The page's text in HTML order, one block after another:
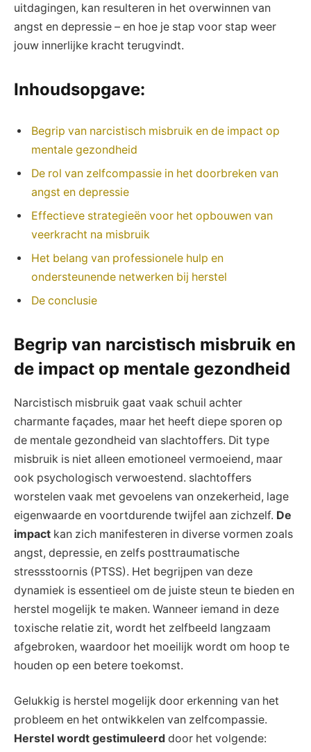
uitdagingen, kan resulteren in het overwinnen van
angst en depressie – en hoe je stap voor stap weer
jouw innerlijke kracht terugvindt.
Inhoudsopgave:
Begrip van narcistisch misbruik en de impact op
mentale gezondheid
De rol van zelfcompassie in het doorbreken van
angst en depressie
Effectieve strategieën voor het opbouwen van
veerkracht na misbruik
Het belang van professionele hulp en
ondersteunende netwerken bij herstel
De conclusie
Begrip van narcistisch misbruik en
de impact op mentale gezondheid
Narcistisch misbruik gaat vaak schuil achter
charmante façades, maar het heeft diepe sporen op
de mentale gezondheid van slachtoffers. Dit type
misbruik is niet alleen emotioneel vermoeiend, maar
ook psychologisch verwoestend. slachtoffers
worstelen vaak met gevoelens van onzekerheid, lage
eigenwaarde en voortdurende twijfel aan zichzelf. De
impact kan zich manifesteren in diverse vormen zoals
angst, depressie, en zelfs posttraumatische
stressstoornis (PTSS). Het begrijpen van deze
dynamiek is essentieel om de juiste steun te bieden en
herstel mogelijk te maken. Wanneer iemand in deze
toxische relatie zit, wordt het zelfbeeld langzaam
afgebroken, waardoor het moeilijk wordt om hoop te
houden op een betere toekomst.
Gelukkig is herstel mogelijk door erkenning van het
probleem en het ontwikkelen van zelfcompassie.
Herstel wordt gestimuleerd door het volgende: